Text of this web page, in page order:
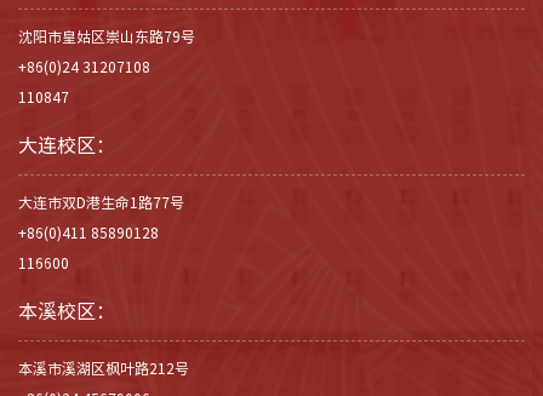
沈阳市皇姑区崇山东路79号
+86(0)24 31207108
110847
大连校区：
大连市双D港生命1路77号
+86(0)411 85890128
116600
本溪校区：
本溪市溪湖区枫叶路212号